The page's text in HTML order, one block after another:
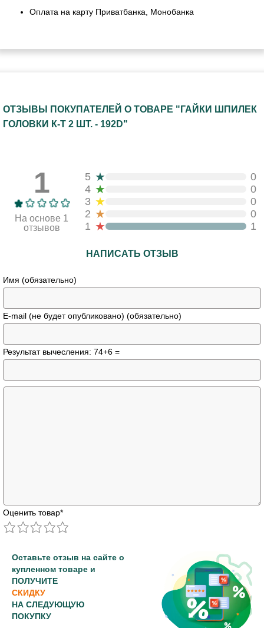
Оплата на карту Приватбанка, Монобанка
ОТЗЫВЫ ПОКУПАТЕЛЕЙ О ТОВАРЕ "ГАЙКИ ШПИЛЕК
ГОЛОВКИ К-Т 2 ШТ. - 192D"
1
На основе 1
отзывов
5 ★
0
4 ★
0
3 ★
0
2 ★
0
1 ★ 1
НАПИСАТЬ ОТЗЫВ
Имя (обязательно)
E-mail (не будет опубликовано) (обязательно)
Результат вычесления: 74+6 =
Оценить товар*
Оставьте отзыв на сайте о
купленном товаре и
ПОЛУЧИТЕ
СКИДКУ
НА СЛЕДУЮЩУЮ
ПОКУПКУ